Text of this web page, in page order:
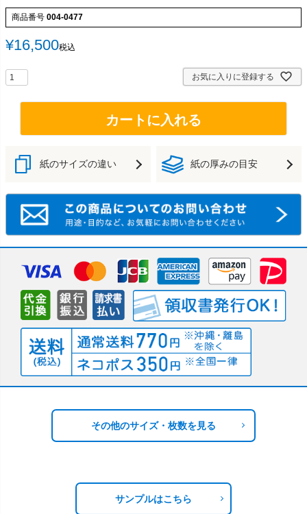
商品番号 004-0477
¥16,500税込
お気に入りに登録する
カートに入れる
紙のサイズの違い 紙の厚みの目安
その他のサイズ・枚数を見る
サンプルはこちら